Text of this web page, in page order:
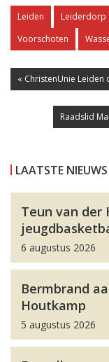
Leiden Leiderdorp
Voorschoten
« ChristenUnie
Raadslid
LAATSTE NIEUWS
Teun van der
6 augustus 2026
Bermbrand
Houtkamp
5 augustus 2026